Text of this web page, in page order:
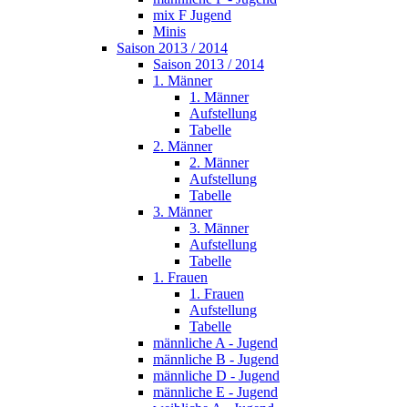
mix F Jugend
Minis
Saison 2013 / 2014
Saison 2013 / 2014
1. Männer
1. Männer
Aufstellung
Tabelle
2. Männer
2. Männer
Aufstellung
Tabelle
3. Männer
3. Männer
Aufstellung
Tabelle
1. Frauen
1. Frauen
Aufstellung
Tabelle
männliche A - Jugend
männliche B - Jugend
männliche D - Jugend
männliche E - Jugend